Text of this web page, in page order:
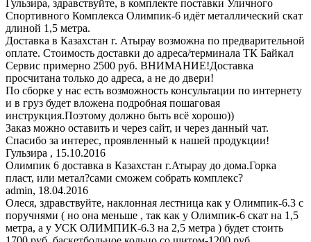
Гульзира, здравствуйте, в комплекте поставки Уличного
Спортивного Комплекса Олимпик-6 идёт металлический скат
длиной 1,5 метра.
Доставка в Казахстан г. Атырау возможна по предварительной
оплате. Стоимость доставки до адреса/терминала ТК Байкал
Сервис примерно 2500 руб. ВНИМАНИЕ!Доставка
просчитана только до адреса, а не до двери!
По сборке у нас есть возможность консультации по интернету
и в груз будет вложена подробная пошаговая
инструкция.Поэтому должно быть всё хорошо))
Заказ можно оставить и через сайт, и через данный чат.
Спасибо за интерес, проявленный к нашей продукции!
Гульзира , 15.10.2016
Олимпик 6 доставка в Казахстан г.Атырау до дома.Горка
пласт, или метал?сами сможем собрать комплекс?
admin, 18.04.2016
Олеся, здравствуйте, наклонная лестница как у Олимпик-6.3 с
поручнями ( но она меньше , так как у Олимпик-6 скат на 1,5
метра, а у УСК ОЛИМПИК-6.3 на 2,5 метра ) будет стоить